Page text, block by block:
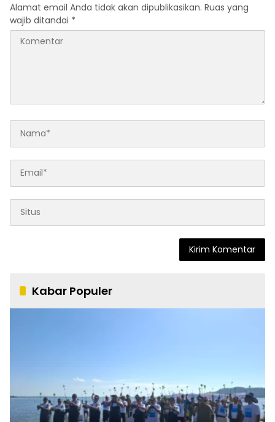
Alamat email Anda tidak akan dipublikasikan. Ruas yang
wajib ditandai *
Kabar Populer